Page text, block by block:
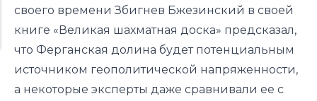
своего времени Збигнев Бжезинский в своей
книге «Великая шахматная доска» предсказал,
что Ферганская долина будет потенциальным
источником геополитической напряженности,
а некоторые эксперты даже сравнивали ее с